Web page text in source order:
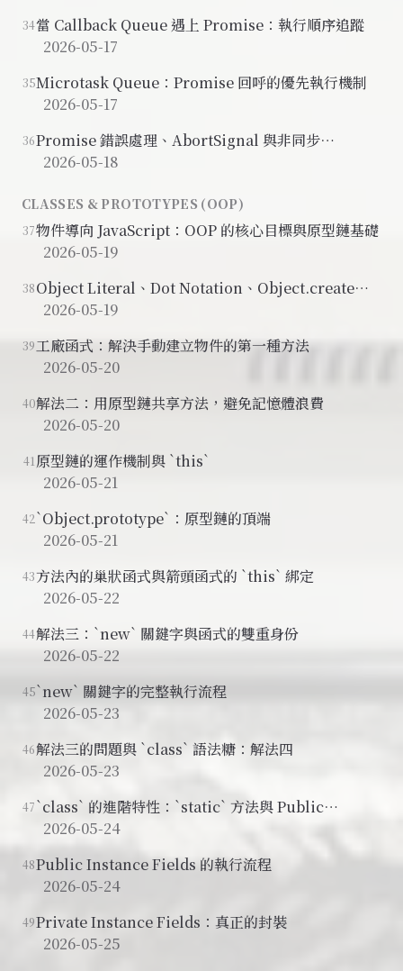
34當 Callback Queue 遇上 Promise：執行順序追蹤
2026-05-17
35Microtask Queue：Promise 回呼的優先執行機制
2026-05-17
36Promise 錯誤處理、AbortSignal 與非同步
JavaScript 總結
2026-05-18
CLASSES & PROTOTYPES (OOP)
37物件導向 JavaScript：OOP 的核心目標與原型鏈基礎
2026-05-19
38Object Literal、Dot Notation、Object.create：
三種建立物件的方式
2026-05-19
39工廠函式：解決手動建立物件的第一種方法
2026-05-20
40解法二：用原型鏈共享方法，避免記憶體浪費
2026-05-20
41 原型鏈的運作機制與 `this`
2026-05-21
42`Object.prototype`：原型鏈的頂端
2026-05-21
43方法內的巢狀函式與箭頭函式的 `this` 綁定
2026-05-22
44解法三：`new` 關鍵字與函式的雙重身份
2026-05-22
45`new` 關鍵字的完整執行流程
2026-05-23
46解法三的問題與 `class` 語法糖：解法四
2026-05-23
47`class` 的進階特性：`static` 方法與 Public
Instance Fields
2026-05-24
48Public Instance Fields 的執行流程
2026-05-24
49Private Instance Fields：真正的封裝
2026-05-25